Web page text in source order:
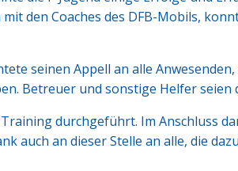
den Coaches des DFB-Mobils,
seinen Appell an alle
Betreuer und sonstige Helfer seien
durchgeführt. Im Anschluss
auch an dieser Stelle an alle, die